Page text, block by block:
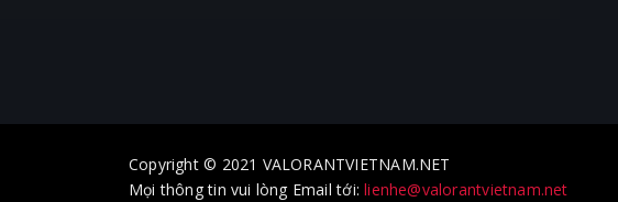
Copyright © 2021 VALORANTVIETNAM.NET
Mọi thông tin vui lòng Email tới:lienhe@valorantvietnam.net